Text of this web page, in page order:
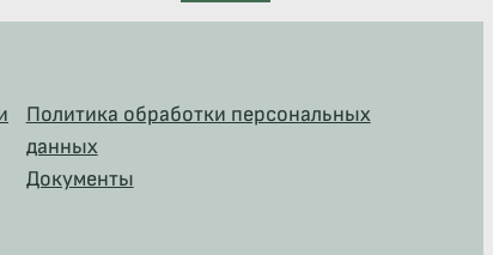
Политика обработки персональных
данных
Документы